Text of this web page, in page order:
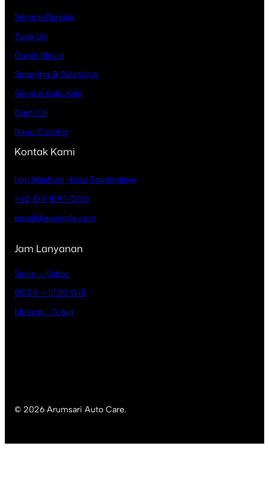
Service Berkala
Tune Up
Gurah Mesin
Spooring & Balancing
Service Kaki-Kaki
Ganti Oli
Nano Coating
Kontak Kami
Haji Mashudi, Kota Tasikmalaya
+62 813-1897-0216
email@example.com
Jam Lanyanan
Senin – Sabtu:
08.00 – 17.00 WIB
Minggu : Tutup
© 2026 Arumsari Auto Care.